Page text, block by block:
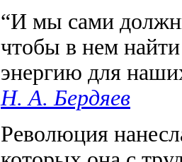
“И мы сами
чтобы в нем
энергию для
Н. А. Бердяев
Революция